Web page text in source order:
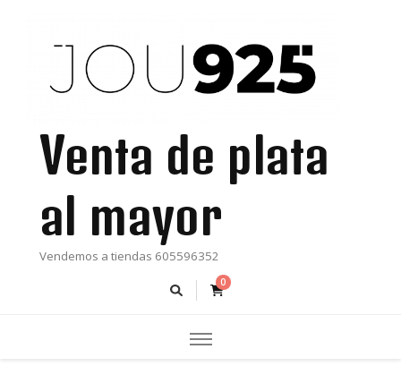
Venta de plata
al mayor
Vendemos a tiendas 605596352
0